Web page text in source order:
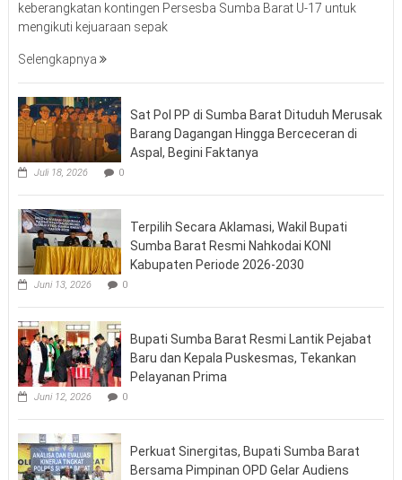
keberangkatan kontingen Persesba Sumba Barat U-17 untuk
mengikuti kejuaraan sepak
Selengkapnya
Sat Pol PP di Sumba Barat Dituduh Merusak
Barang Dagangan Hingga Berceceran di
Aspal, Begini Faktanya
Juli 18, 2026 0
Terpilih Secara Aklamasi, Wakil Bupati
Sumba Barat Resmi Nahkodai KONI
Kabupaten Periode 2026-2030
Juni 13, 2026 0
Bupati Sumba Barat Resmi Lantik Pejabat
Baru dan Kepala Puskesmas, Tekankan
Pelayanan Prima
Juni 12, 2026 0
Perkuat Sinergitas, Bupati Sumba Barat
Bersama Pimpinan OPD Gelar Audiens